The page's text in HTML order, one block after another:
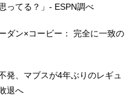
ってる？」- ESPN調べ
ダン×コービー： 完全に一致の
発、マブスが4年ぶりのレギュ
退へ